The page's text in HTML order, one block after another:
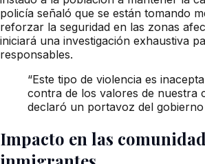
policía señaló que se están tomando
reforzar la seguridad en las zonas
iniciará una investigación exhaustiva
responsables.
“Este tipo de violencia es
contra de los valores de nuestra
declaró un portavoz del
Impacto en las